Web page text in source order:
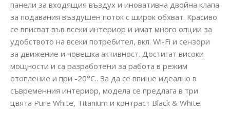
панели за входящия въздух и иновативна двойна клапа
за подавания въздушен поток с широк обхват. Красиво
се вписват във всеки интериор и имат много опции за
удобството на всеки потребител, вкл. Wi-Fi и сензори
за движение и човешка активност. Достигат високи
мощности и са разработени за работа в режим
отопление и при -20°C.. За да се впише идеално в
съвременния интериор, модела се предлага в три
цвята Pure White, Titanium и контраст Black & White.